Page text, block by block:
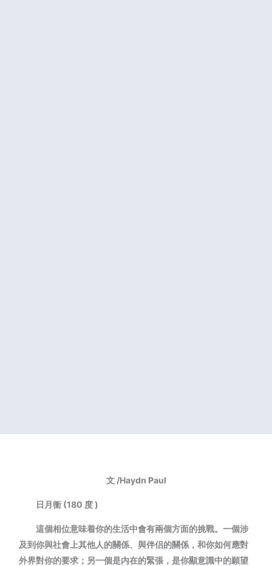
文 /Haydn Paul
日月衝 (180 度 )
這個相位意味着你的生活中會有兩個方面的挑戰。一個涉
及到你與社會上其他人的關係、與伴侣的關係，和你如何應對
外界對你的要求；另一個是内在的緊張，是你顯意識中的願望